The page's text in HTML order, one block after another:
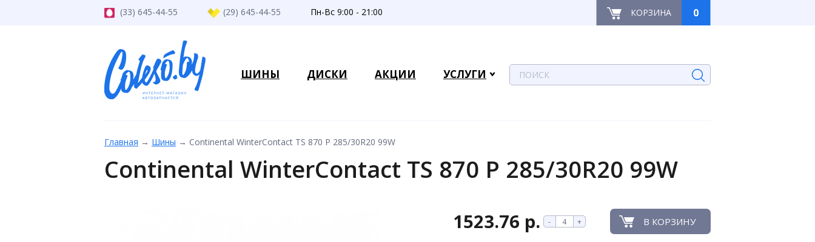
(33) 645-44-55 (29) 645-44-55 Пн-Вс 9:00 - 21:00 КОРЗИНА 0
ШИНЫ ДИСКИ АКЦИИ УСЛУГИ
Главная → Шины → Continental WinterContact TS 870 P 285/30R20 99W
Continental WinterContact TS 870 P 285/30R20 99W
1523.76 р. - + В КОРЗИНУ